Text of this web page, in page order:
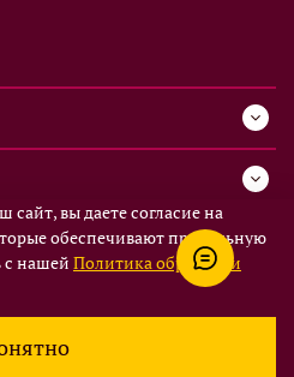
вы даете согласие на
обеспечивают правильную
с нашей Политика обработки